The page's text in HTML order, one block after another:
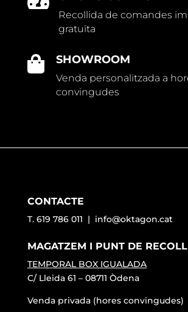
Recollida de comandes
gratuïta
 SHOWROOM
Venda personalitzada a
convingudes
CONTACTE
T. 619 786 011 | info@oktagon.cat
MAGATZEM I PUNT DE
TEMPORAL BOX IGUALADA
C/ Lleida 61 – 08711 Òdena
Venda privada (hores convingudes)